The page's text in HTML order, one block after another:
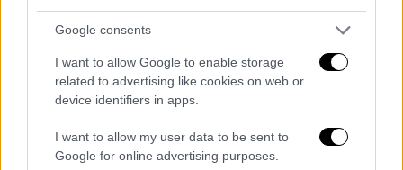
Google consents
I want to allow Google to enable storage
related to advertising like cookies on web or
device identifiers in apps.
I want to allow my user data to be sent to
Google for online advertising purposes.
Όπως επισημαίνεται, κατά την έρευνα δεν
βρέθηκε κανένα στοιχείο για την υπόθεση
ότι η μακροχρόνια χρήση της ψηφιακής
τεχνολογίας, που ορίζεται από τους
ερευνητέςως η χρήση υπολογιστή,
smartphone, διαδικτύου ή συνδυασμού των